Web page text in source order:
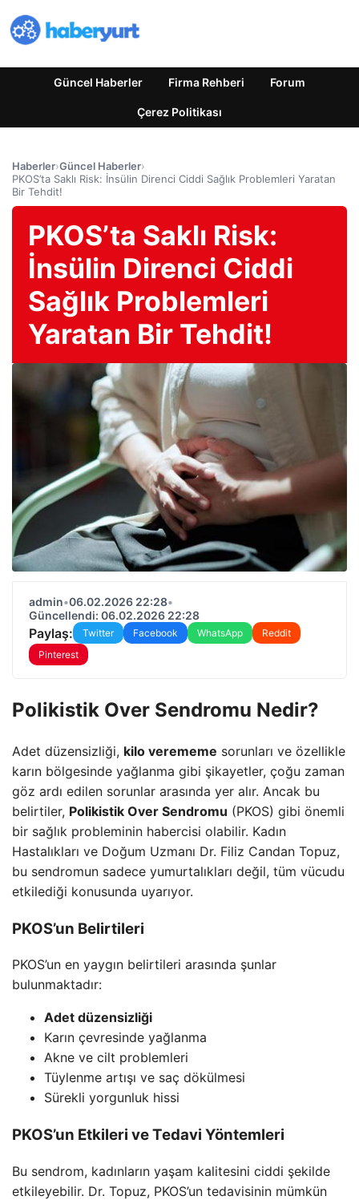
Güncel Haberler Firma Rehberi Forum
Çerez Politikası
Haberler›Güncel Haberler›
PKOS’ta Saklı Risk: İnsülin Direnci Ciddi Sağlık Problemleri Yaratan
Bir Tehdit!
PKOS’ta Saklı Risk:
İnsülin Direnci Ciddi
Sağlık Problemleri
Yaratan Bir Tehdit!
admin•06.02.2026 22:28•
Güncellendi: 06.02.2026 22:28
Paylaş: Twitter Facebook WhatsApp
Reddit
Pinterest
Polikistik Over Sendromu Nedir?
Adet düzensizliği, kilo verememe sorunları ve özellikle
karın bölgesinde yağlanma gibi şikayetler, çoğu zaman
göz ardı edilen sorunlar arasında yer alır. Ancak bu
belirtiler, Polikistik Over Sendromu (PKOS) gibi önemli
bir sağlık probleminin habercisi olabilir. Kadın
Hastalıkları ve Doğum Uzmanı Dr. Filiz Candan Topuz,
bu sendromun sadece yumurtalıkları değil, tüm vücudu
etkilediği konusunda uyarıyor.
PKOS’un Belirtileri
PKOS’un en yaygın belirtileri arasında şunlar
bulunmaktadır:
Adet düzensizliği
Karın çevresinde yağlanma
Akne ve cilt problemleri
Tüylenme artışı ve saç dökülmesi
Sürekli yorgunluk hissi
PKOS’un Etkileri ve Tedavi Yöntemleri
Bu sendrom, kadınların yaşam kalitesini ciddi şekilde
etkileyebilir. Dr. Topuz, PKOS’un tedavisinin mümkün